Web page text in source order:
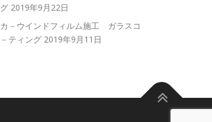
グ 2019年9月22日
カ－ウインドフィルム施工 ガラスコ
－ティング 2019年9月11日